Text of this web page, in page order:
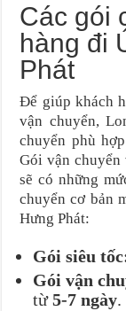
Các gói
hàng đi
Phát
Để giúp khách
vận chuyển,
chuyển phù
Gói vận chuyển
sẽ có những
chuyển cơ bản
Hưng Phát:
Gói siêu
Gói vận
từ5-7 ngày.